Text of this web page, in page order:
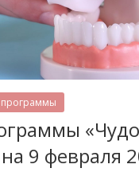
«Чудо
9 февраля